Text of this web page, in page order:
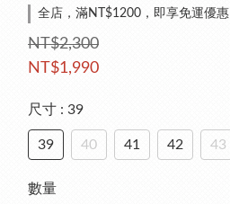
全店，滿NT$1200，即享免運優惠
NT$2,300
NT$1,990
尺寸 : 39
39 40 41 42 43
數量